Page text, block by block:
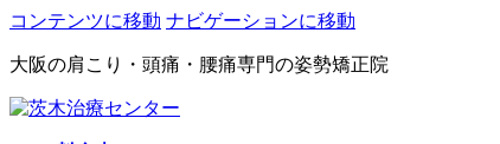
コンテンツに移動 ナビゲーションに移動
大阪の肩こり・頭痛・腰痛専門の姿勢矯正院